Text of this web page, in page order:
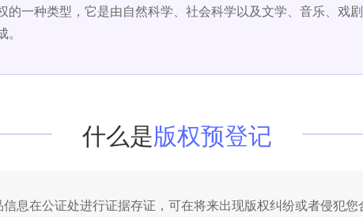
的一种类型，它是由自然科学、社会科学以及文学、音乐、戏
什么是版权预登记
息在公证处进行证据存证，可在将来出现版权纠纷或者侵犯您